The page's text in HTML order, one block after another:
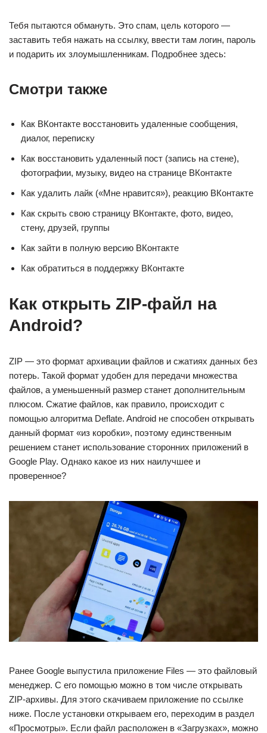
Тебя пытаются обмануть. Это спам, цель которого —
заставить тебя нажать на ссылку, ввести там логин, пароль
и подарить их злоумышленникам. Подробнее здесь:
Смотри также
Как ВКонтакте восстановить удаленные сообщения,
диалог, переписку
Как восстановить удаленный пост (запись на стене),
фотографии, музыку, видео на странице ВКонтакте
Как удалить лайк («Мне нравится»), реакцию ВКонтакте
Как скрыть свою страницу ВКонтакте, фото, видео,
стену, друзей, группы
Как зайти в полную версию ВКонтакте
Как обратиться в поддержку ВКонтакте
Как открыть ZIP-файл на
Android?
ZIP — это формат архивации файлов и сжатиях данных без
потерь. Такой формат удобен для передачи множества
файлов, а уменьшенный размер станет дополнительным
плюсом. Сжатие файлов, как правило, происходит с
помощью алгоритма Deflate. Android не способен открывать
данный формат «из коробки», поэтому единственным
решением станет использование сторонних приложений в
Google Play. Однако какое из них наилучшее и
проверенное?
Ранее Google выпустила приложение Files — это файловый
менеджер. С его помощью можно в том числе открывать
ZIP-архивы. Для этого скачиваем приложение по ссылке
ниже. После установки открываем его, переходим в раздел
«Просмотры». Если файл расположен в «Загрузках», можно